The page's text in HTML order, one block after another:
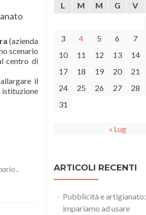
(azienda
scenario
centro di
il
istituzione
.
L M M G V
3
4 5 6 7
10
11 12 13 14
17
18 19 20 21
24
25 26 27 28
31
« Lug
ARTICOLI RECENTI
Pubblicità e artigianato:
impariamo ad usare